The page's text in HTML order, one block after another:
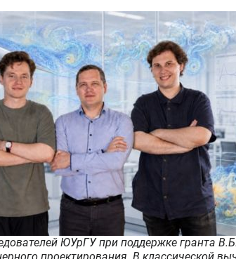
ЮУрГУ при поддержке гранта